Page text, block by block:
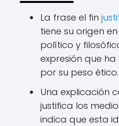
La frase el fin
tiene su origen
político y
expresión que
por su peso ético.
Una explicación
justifica los
indica que esta